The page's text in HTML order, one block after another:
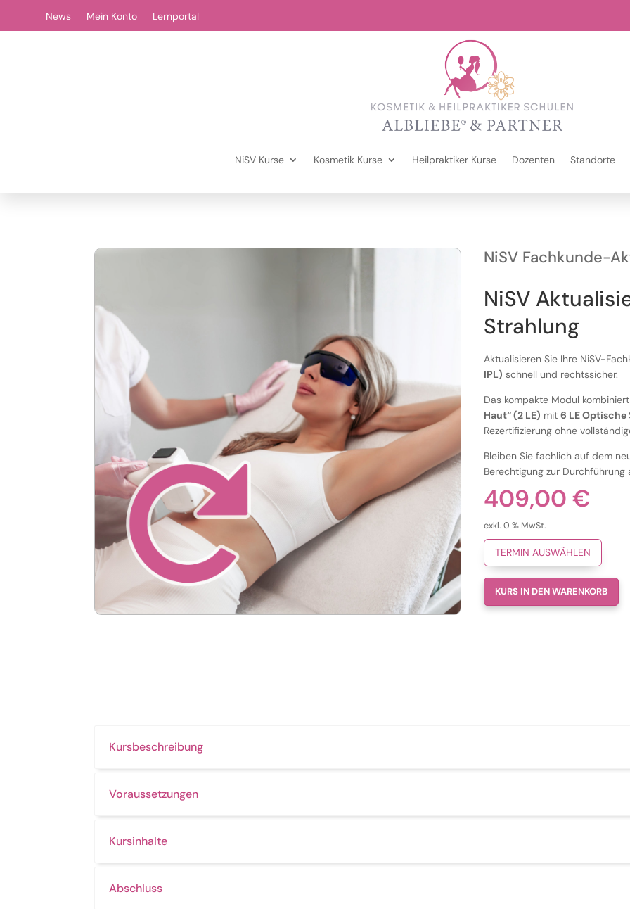
News Mein Konto Lernportal
NiSV Kurse Kosmetik Kurse Heilpraktiker Kurse Dozenten Standorte
NiSV Fachkunde-
NiSV
Strahlung
Aktualisieren Sie Ihre NiSV-
IPL) schnell und rechtssicher.
Das kompakte Modul
Haut“ (2 LE) mit6 LE
Rezertifizierung ohne
Bleiben Sie fachlich auf dem
Berechtigung zur
409,00€
exkl. 0 % MwSt.
TERMIN AUSWÄHLEN
KURS IN DEN WARENKORB
Kursbeschreibung
Voraussetzungen
Kursinhalte
Abschluss